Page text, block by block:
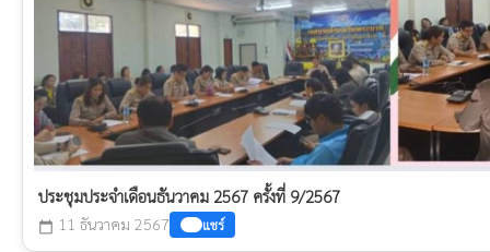
ประชุมประจำเดือนธันวาคม 2567 ครั้งที่ 9/2567
calendar_today 11 ธันวาคม 2567 แชร์